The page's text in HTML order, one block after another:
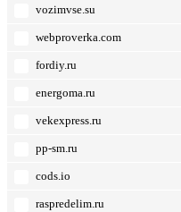
vozimvse.su
webproverka.com
fordiy.ru
energoma.ru
vekexpress.ru
pp-sm.ru
cods.io
raspredelim.ru